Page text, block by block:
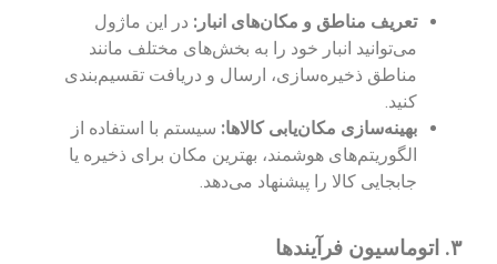
تعریف مناطق و مکان‌های انبار: در این ماژول
می‌توانید انبار خود را به بخش‌های مختلف مانند
مناطق ذخیره‌سازی، ارسال و دریافت تقسیم‌بندی
کنید.
بهینه‌سازی مکان‌یابی کالاها: سیستم با استفاده از
الگوریتم‌های هوشمند، بهترین مکان برای ذخیره یا
جابجایی کالا را پیشنهاد می‌دهد.
۳. اتوماسیون فرآیندها